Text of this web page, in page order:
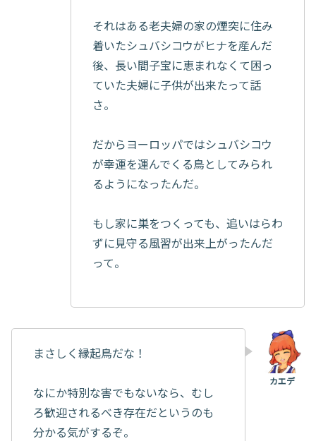
それはある老夫婦の家の煙突に住み
着いたシュバシコウがヒナを産んだ
後、長い間子宝に恵まれなくて困っ
ていた夫婦に子供が出来たって話
さ。
だからヨーロッパではシュバシコウ
が幸運を運んでくる鳥としてみられ
るようになったんだ。
もし家に巣をつくっても、追いはらわ
ずに見守る風習が出来上がったんだ
って。
まさしく縁起鳥だな！
なにか特別な害でもないなら、むし
ろ歓迎されるべき存在だというのも
分かる気がするぞ。